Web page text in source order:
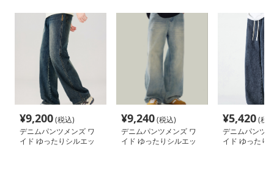
¥9,200(税込)
デニムパンツメンズ ワ
イド ゆったりシルエッ
¥9,240(税込)
デニムパンツメンズ ワ
イド ゆったりシルエッ
¥5,420(税
デニムパンツ
イド ゆったり